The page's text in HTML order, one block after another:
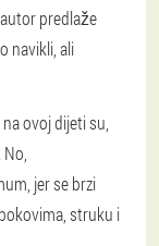
predlaže
navikli, ali
ovoj dijeti su,
jer se brzi
struku i